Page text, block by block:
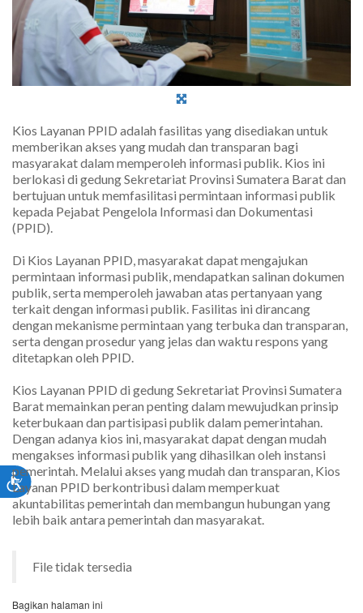
Kios Layanan PPID adalah fasilitas yang disediakan untuk
memberikan akses yang mudah dan transparan bagi
masyarakat dalam memperoleh informasi publik. Kios ini
berlokasi di gedung Sekretariat Provinsi Sumatera Barat dan
bertujuan untuk memfasilitasi permintaan informasi publik
kepada Pejabat Pengelola Informasi dan Dokumentasi
(PPID).
Di Kios Layanan PPID, masyarakat dapat mengajukan
permintaan informasi publik, mendapatkan salinan dokumen
publik, serta memperoleh jawaban atas pertanyaan yang
terkait dengan informasi publik. Fasilitas ini dirancang
dengan mekanisme permintaan yang terbuka dan transparan,
serta dengan prosedur yang jelas dan waktu respons yang
ditetapkan oleh PPID.
Kios Layanan PPID di gedung Sekretariat Provinsi Sumatera
Barat memainkan peran penting dalam mewujudkan prinsip
keterbukaan dan partisipasi publik dalam pemerintahan.
Dengan adanya kios ini, masyarakat dapat dengan mudah
mengakses informasi publik yang dihasilkan oleh instansi
pemerintah. Melalui akses yang mudah dan transparan, Kios
Layanan PPID berkontribusi dalam memperkuat
akuntabilitas pemerintah dan membangun hubungan yang
lebih baik antara pemerintah dan masyarakat.
File tidak tersedia
Bagikan halaman ini